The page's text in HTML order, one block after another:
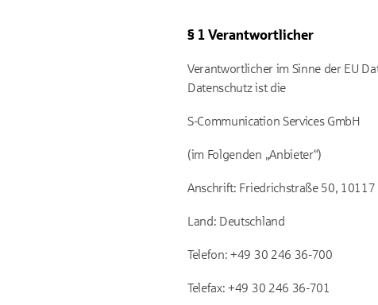
§ 1 Verantwortlicher
Verantwortlicher im Sinne der EU
Datenschutz ist die
S-Communication Services GmbH
(im Folgenden „Anbieter“)
Anschrift: Friedrichstraße 50,
Land: Deutschland
Telefon: +49 30 246 36-700
Telefax: +49 30 246 36-701